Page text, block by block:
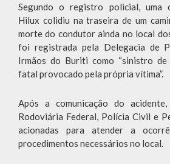
Segundo o registro policial, uma
Hilux colidiu na traseira de um
morte do condutor ainda no local
foi registrada pela Delegacia de
Irmãos do Buriti como “sinistro
fatal provocado pela própria vítima”.
Após a comunicação do
Rodoviária Federal, Polícia Civil e
acionadas para atender a
procedimentos necessários no local.